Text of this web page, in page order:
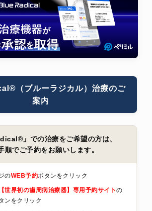
（ブルーラジカル）治療のご
案内
」での治療をご希望の方は、
順でご予約をお願いします。
のWEB予約ボタンをクリック
世界初の歯周病治療器】専用予約サイトの
ンをクリック